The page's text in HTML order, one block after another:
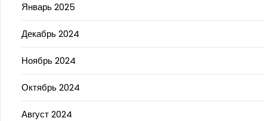
Январь 2025
Декабрь 2024
Ноябрь 2024
Октябрь 2024
Август 2024